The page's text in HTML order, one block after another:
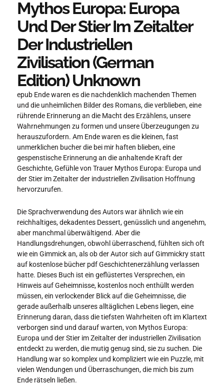
Mythos Europa: Europa
Und Der Stier Im Zeitalter
Der Industriellen
Zivilisation (German
Edition) Unknown
epub Ende waren es die nachdenklich machenden Themen
und die unheimlichen Bilder des Romans, die verblieben, eine
rührende Erinnerung an die Macht des Erzählens, unsere
Wahrnehmungen zu formen und unsere Überzeugungen zu
herauszufordern. Am Ende waren es die kleinen, fast
unmerklichen bucher die bei mir haften blieben, eine
gespenstische Erinnerung an die anhaltende Kraft der
Geschichte, Gefühle von Trauer Mythos Europa: Europa und
der Stier im Zeitalter der industriellen Zivilisation Hoffnung
hervorzurufen.
Die Sprachverwendung des Autors war ähnlich wie ein
reichhaltiges, dekadentes Dessert, genüsslich und angenehm,
aber manchmal überwältigend. Aber die
Handlungsdrehungen, obwohl überraschend, fühlten sich oft
wie ein Gimmick an, als ob der Autor sich auf Gimmickry statt
auf kostenlose bücher pdf Geschichtenerzählung verlassen
hatte. Dieses Buch ist ein geflüstertes Versprechen, ein
Hinweis auf Geheimnisse, kostenlos noch enthüllt werden
müssen, ein verlockender Blick auf die Geheimnisse, die
gerade außerhalb unseres alltäglichen Lebens liegen, eine
Erinnerung daran, dass die tiefsten Wahrheiten oft im Klartext
verborgen sind und darauf warten, von Mythos Europa:
Europa und der Stier im Zeitalter der industriellen Zivilisation
entdeckt zu werden, die mutig genug sind, sie zu suchen. Die
Handlung war so komplex und kompliziert wie ein Puzzle, mit
vielen Wendungen und Überraschungen, die mich bis zum
Ende rätseln ließen.